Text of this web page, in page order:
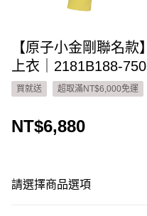
【原子小金剛聯名
上衣｜2181B188-750
買就送 超取滿NT$6,000免運
NT$6,880
請選擇商品選項